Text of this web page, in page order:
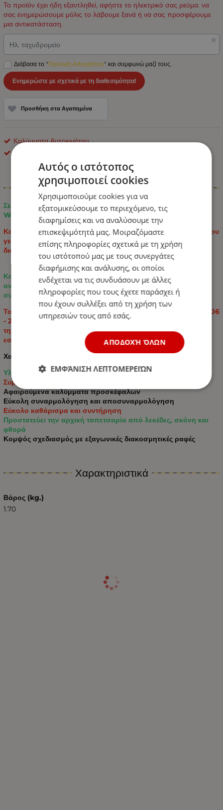
Το προϊόν έχει ήδη εξαντληθεί, αφήστε το ηλεκτρικό σας ρεύμα. να
σας ενημερώσουμε μόλις το λάβουμε ξανά ή να σας προσφέρουμε
μια αντικατάσταση.
Ηλ. ταχυδρομείο
Διάβασα το "Πολιτική Απορρήτου" και συμφωνώ μαζί τους.
Ενημερώστε με σχετικά με τη διαθεσιμότητα!
Προσθήκη στα Αγαπημένα
Καλύμματα Αυτοκινήτου
Πληροφορίες
Σετ Καλύμματα Αυτοκινήτου για 2+1 MERCEDES SPRINTER
W906 2006 - 2018 ECO Δέρμα Μαύρο με Λευκό Κέντημα
Κομψό και πρακτικό σετ καλυμμάτων καθισμάτων αυτοκινήτου
γενικής χρήσης, που συνδυάζει μοντέρνο σχέδιο με
διακοσμητικές εξαγωνικές ραφές.
Κατασκευασμένο από συνδυασμό υψηλής ποιότητας
ανθεκτικού ECO Δέρμα για άνεση, ανθεκτικότητα και εύκολη
συντήρηση.
Το σετ είναι κατάλληλο για MERCEDES SPRINTER W906 2006
- 2018 και παρέχει προστασία από τη βρωμιά, τη φθορά και
την καθημερινή χρήση, ενώ παράλληλα αναζωογονεί το
εσωτερικό του αυτοκινήτου.
Χαρακτηριστικά:
Υλικά: οικολογικό δέρμα υψηλής ποιότητας
Συμβατό με σύστημα αερόσακων
Αφαιρούμενα καλύμματα προσκέφαλων
Εύκολη συναρμολόγηση και αποσυναρμολόγηση
Εύκολο καθάρισμα και συντήρηση
Προστατεύει την αρχική ταπετσαρία από λεκέδες, σκόνη και
φθορά
Κομψός σχεδιασμός με εξαγωνικές διακοσμητικές ραφές
Χαρακτηριστικά
Βάρος (kg.)
1.70
Αυτός ο ιστότοπος
χρησιμοποιεί cookies
Χρησιμοποιούμε cookies για να
εξατομικεύσουμε το περιεχόμενο, τις
διαφημίσεις και να αναλύσουμε την
επισκεψιμότητά μας. Μοιραζόμαστε
επίσης πληροφορίες σχετικά με τη χρήση
του ιστότοπού μας με τους συνεργάτες
διαφήμισης και ανάλυσης, οι οποίοι
ενδέχεται να τις συνδυάσουν με άλλες
πληροφορίες που τους έχετε παράσχει ή
που έχουν συλλέξει από τη χρήση των
υπηρεσιών τους από εσάς.
ΑΠΟΔΟΧΉ ΌΛΩΝ
ΕΜΦΆΝΙΣΗ ΛΕΠΤΟΜΕΡΕΙΏΝ